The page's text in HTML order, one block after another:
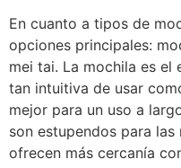
En cuanto a tipos de
opciones principales:
mei tai. La mochila es el
tan intuitiva de usar
mejor para un uso a
son estupendos para
ofrecen más cercanía